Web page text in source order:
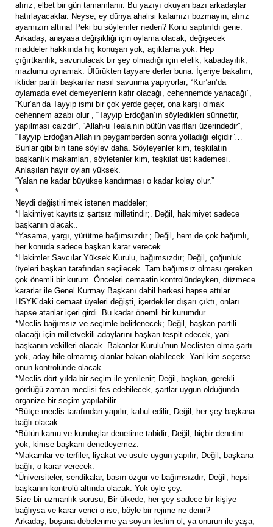
alırız, elbet bir gün tamamlanır. Bu yazıyı okuyan bazı arkadaşlar
hatırlayacaklar. Neyse, ey dünya ahalisi kafamızı bozmayın, alırız
ayamızın altına! Peki bu söylemler neden? Konu saptırıldı gene.
Arkadaş, anayasa değişikliği için oylama olacak, değişecek
maddeler hakkında hiç konuşan yok, açıklama yok. Hep
çığırtkanlık, savunulacak bir şey olmadığı için efelik, kabadayılık,
mazlumu oynamak. Üfürükten tayyare derler buna. İçeriye bakalım,
iktidar partili başkanlar nasıl savunma yapıyorlar; “Kur’an’da
oylamada evet demeyenlerin kafir olacağı, cehennemde yanacağı”,
“Kur’an’da Tayyip ismi bir çok yerde geçer, ona karşı olmak
cehennem azabı olur”, “Tayyip Erdoğan’ın söyledikleri sünnettir,
yapılması caizdir”, “Allah-u Teala’nın bütün vasıfları üzerindedir”,
“Tayyip Erdoğan Allah’ın peygamberden sonra yolladığı elçidir”…
Bunlar gibi bin tane söylev daha. Söyleyenler kim, teşkilatın
başkanlık makamları, söyletenler kim, teşkilat üst kademesi.
Anlaşılan hayır oyları yüksek.
“Yalan ne kadar büyükse kandırması o kadar kolay olur.”
*
Neydi değiştirilmek istenen maddeler;
*Hakimiyet kayıtsız şartsız milletindir;. Değil, hakimiyet sadece
başkanın olacak..
*Yasama, yargı, yürütme bağımsızdır.; Değil, hem de çok bağımlı,
her konuda sadece başkan karar verecek.
*Hakimler Savcılar Yüksek Kurulu, bağımsızdır; Değil, çoğunluk
üyeleri başkan tarafından seçilecek. Tam bağımsız olması gereken
çok önemli bir kurum. Önceleri cemaatin kontrolündeyken, düzmece
kararlar ile Genel Kurmay Başkanı dahil herkesi hapse attılar.
HSYK’daki cemaat üyeleri değişti, içerdekiler dışarı çıktı, onları
hapse atanlar içeri girdi. Bu kadar önemli bir kurumdur.
*Meclis bağımsız ve seçimle belirlenecek; Değil, başkan partili
olacağı için milletvekili adaylarını başkan tespit edecek, yani
başkanın vekilleri olacak. Bakanlar Kurulu’nun Meclisten olma şartı
yok, aday bile olmamış olanlar bakan olabilecek. Yani kim seçerse
onun kontrolünde olacak.
*Meclis dört yılda bir seçim ile yenilenir; Değil, başkan, gerekli
gördüğü zaman meclisi fes edebilecek, şartlar uygun olduğunda
organize bir seçim yapılabilir.
*Bütçe meclis tarafından yapılır, kabul edilir; Değil, her şey başkana
bağlı olacak.
*Bütün kamu ve kuruluşlar denetime tabidir; Değil, hiçbir denetim
yok, kimse başkanı denetleyemez.
*Makamlar ve terfiler, liyakat ve usule uygun yapılır; Değil, başkana
bağlı, o karar verecek.
*Üniversiteler, sendikalar, basın özgür ve bağımsızdır; Değil, hepsi
başkanın kontrolü altında olacak. Yok öyle şey.
Size bir uzmanlık sorusu; Bir ülkede, her şey sadece bir kişiye
bağlıysa ve karar verici o ise; böyle bir rejime ne denir?
Arkadaş, boşuna debelenme ya soyun teslim ol, ya onurun ile yaşa,